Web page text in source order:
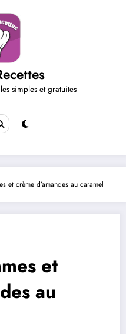
simples et gratuites
et crème d’amandes au caramel
et
au